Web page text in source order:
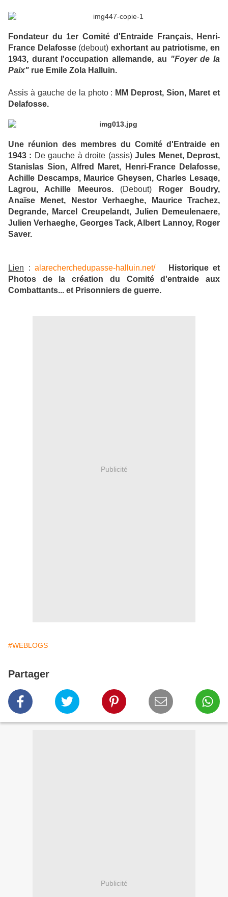
Fondateur du 1er Comité d'Entraide Français, Henri-
France Delafosse(debout)exhortant au patriotisme, en
1943, durant l'occupation allemande, au "Foyer de la
Paix" rue Emile Zola Halluin.
Assis à gauche de la photo : MM Deprost, Sion, Maret et
Delafosse.
Une réunion des membres du Comité d'Entraide en
1943 : De gauche à droite (assis)Jules Menet, Deprost,
Stanislas Sion, Alfred Maret, Henri-France Delafosse,
Achille Descamps, Maurice Gheysen, Charles Lesaqe,
Lagrou, Achille Meeuros.(Debout)
Roger Boudry,
Anaïse Menet, Nestor Verhaeghe, Maurice Trachez,
Degrande, Marcel Creupelandt, Julien Demeulenaere,
Julien Verhaeghe, Georges Tack, Albert Lannoy, Roger
Saver.
Lien : alarecherchedupasse-halluin.net/
Historique et
Photos de la création du Comité d'entraide aux
Combattants... et Prisonniers de guerre.
Publicité
#WEBLOGS
Partager
Publicité